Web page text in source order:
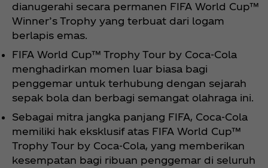
dianugerahi secara permanen FIFA World Cup™
Winner’s Trophy yang terbuat dari logam
berlapis emas.
FIFA World Cup™ Trophy Tour by Coca‑Cola
menghadirkan momen luar biasa bagi
penggemar untuk terhubung dengan sejarah
sepak bola dan berbagi semangat olahraga ini.
Sebagai mitra jangka panjang FIFA, Coca‑Cola
memiliki hak eksklusif atas FIFA World Cup™
Trophy Tour by Coca‑Cola, yang memberikan
kesempatan bagi ribuan penggemar di seluruh